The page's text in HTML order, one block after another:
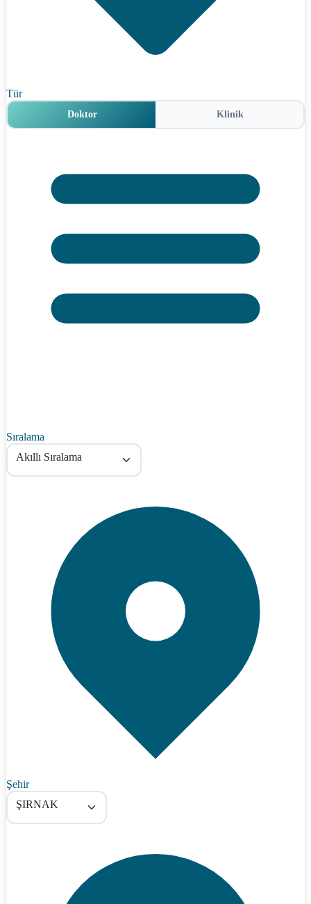
Tür
Doktor Klinik
Sıralama
Akıllı Sıralama
Şehir
ŞIRNAK